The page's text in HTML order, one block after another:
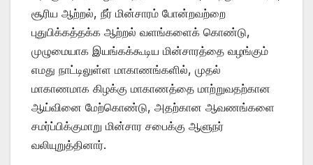
சூரிய ஆற்றல், நீர் மின்சாரம் போன்றவற்றை
புதுபிக்கத்தக்க ஆற்றல் வளங்களைக் கொண்டு,
முழுமையாக இயங்கக்கூடிய மின்சாரத்தை வழங்கும்
எமது நாட்டிலுள்ள மாகாணங்களில், முதல்
மாகாணமாக கிழக்கு மாகாணத்தை மாற்றுவதற்கான
ஆய்வினை மேற்கொண்டு, அதற்கான ஆவணங்களை
சமர்ப்பிக்குமாறு மின்சார சபைக்கு ஆளுநர்
வலியுறுத்தினார்.